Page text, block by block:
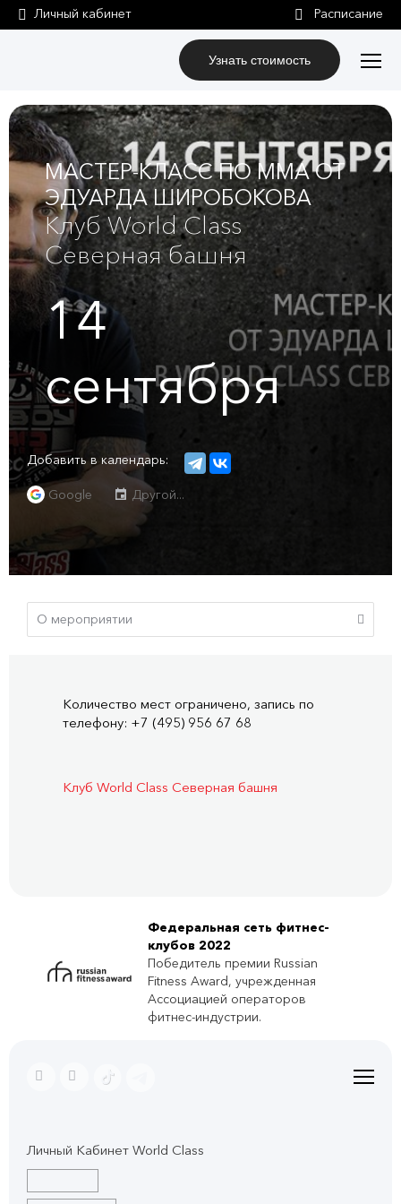
Личный кабинет
Узнать стоимость
МАСТЕР-КЛАСС ПО ММА ОТ
ЭДУАРДА ШИРОБОКОВА
Клуб World Class
Северная башня
14
сентября
Добавить в календарь:
Google Другой...
Количество мест ограничено, запись по
телефону: +7 (495) 956 67 68
Клуб World Class Северная башня
Федеральная сеть фитнес-
клубов 2022
Победитель премии Russian
Fitness Award, учрежденная
Ассоциацией операторов
фитнес-индустрии.
Личный Кабинет World Class